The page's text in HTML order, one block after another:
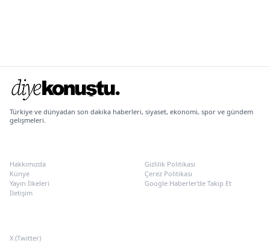
Türkiye ve dünyadan son dakika haberleri, siyaset, ekonomi, spor ve gündem
gelişmeleri.
Hakkımızda
Künye
Yayın İlkeleri
İletişim
Gizlilik Politikası
Çerez Politikası
Google Haberler’de Takip Et
X (Twitter)